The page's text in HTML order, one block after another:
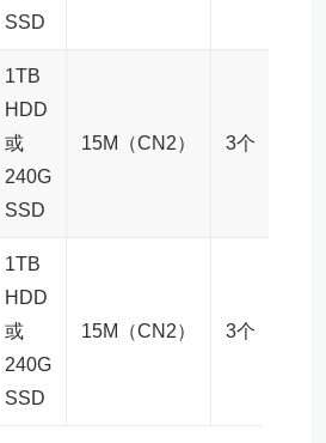
SSD
1TB
HDD
或
240G
SSD
15M（CN2） 3个
1TB
HDD
或
240G
SSD
15M（CN2） 3个